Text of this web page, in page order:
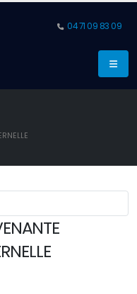
04 71 09 83 09